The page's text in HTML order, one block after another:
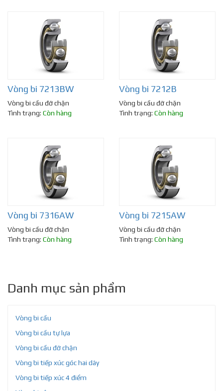
Vòng bi 7213BW
Vòng bi cầu đỡ chặn
Tình trạng: Còn hàng
Vòng bi 7212B
Vòng bi cầu đỡ chặn
Tình trạng: Còn hàng
Vòng bi 7316AW
Vòng bi cầu đỡ chặn
Tình trạng: Còn hàng
Vòng bi 7215AW
Vòng bi cầu đỡ chặn
Tình trạng: Còn hàng
Danh mục sản phẩm
Vòng bi cầu
Vòng bi cầu tự lựa
Vòng bi cầu đỡ chặn
Vòng bi tiếp xúc góc hai dãy
Vòng bi tiếp xúc 4 điểm